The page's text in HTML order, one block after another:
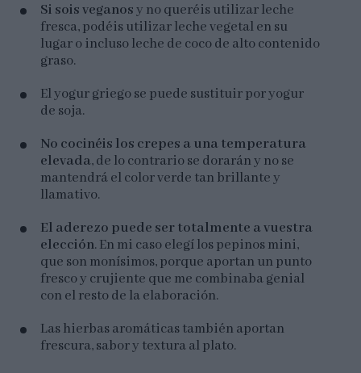
Si sois veganosy no queréis utilizar leche
fresca, podéis utilizar leche vegetal en su
lugar o incluso leche de coco de alto contenido
graso.
El yogur griego se puede sustituir por yogur
de soja.
No cocinéis los crepes a una temperatura
elevada, de lo contrario se dorarán y no se
mantendrá el color verde tan brillante y
llamativo.
El aderezo puede ser totalmente a vuestra
elección. En mi caso elegí los pepinos mini,
que son monísimos, porque aportan un punto
fresco y crujiente que me combinaba genial
con el resto de la elaboración.
Las hierbas aromáticas también aportan
frescura, sabor y textura al plato.